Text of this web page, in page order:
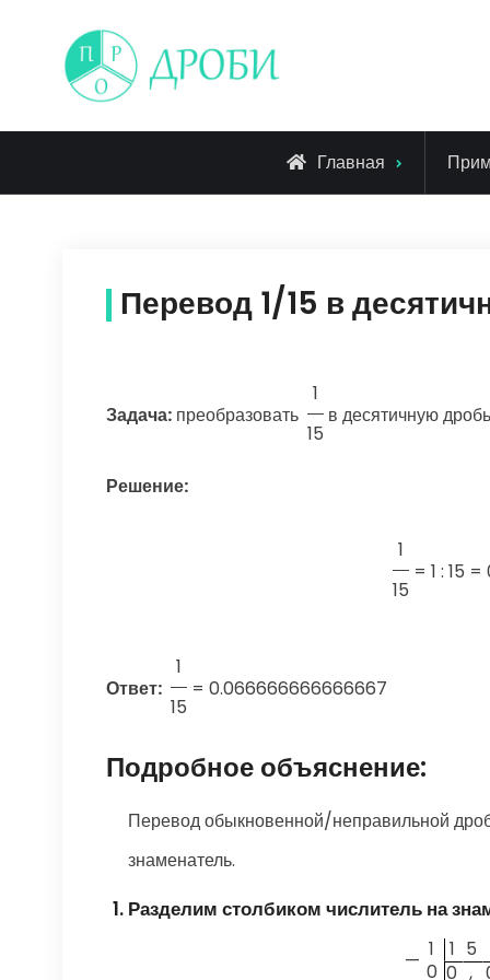
content
Главная
Перевод 1/15 в
Задача: преобразовать
1
15
в десятичную дробь
Решение:
1
15
= 1 : 15
Ответ:
1
15
= 0.066666666666667
Подробное объяснение:
Перевод обыкновенной/неправильной
знаменатель.
Разделим столбиком числитель на
— 1 1 5
0 0 ,